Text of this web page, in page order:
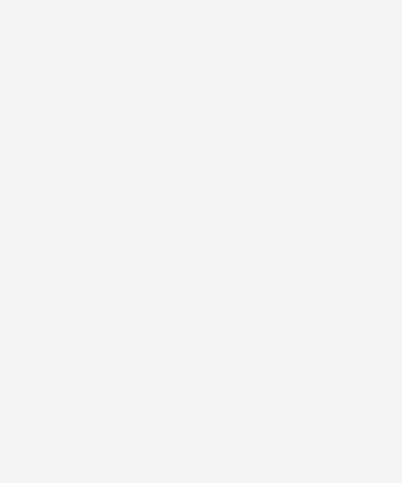
O Diretor Presidente da Copercampos
Copercampos. O evento que
A diretoria da Copercampos, juntamente
parceiros do evento, para que emitam
“Muitos tem interesse de promover o
público ainda maior com a ampliação de
2021, o Show Tecnológico acontece de 23
Neste ano, a inovação tecnológica com
lançamento oficial de biotecnologias